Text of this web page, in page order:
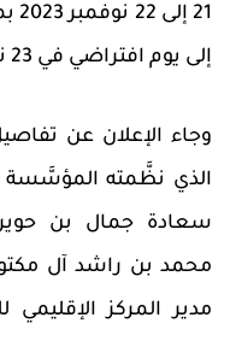
21 إلى 22 نوفمبر 2023 بمركز دبي التجاري العالمي
إلى يوم افتراضي في 23 نوفمبر
وجاء الإعلان عن
الذي نظَّمته المؤسَّسة
سعادة جمال بن
محمد بن راشد آل
مدير المركز الإقليمي